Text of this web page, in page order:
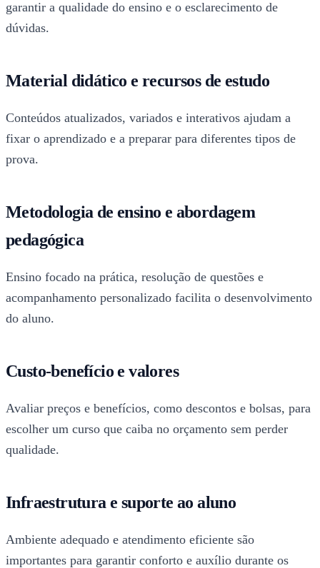
garantir a qualidade do ensino e o esclarecimento de
dúvidas.
Material didático e recursos de estudo
Conteúdos atualizados, variados e interativos ajudam a
fixar o aprendizado e a preparar para diferentes tipos de
prova.
Metodologia de ensino e abordagem
pedagógica
Ensino focado na prática, resolução de questões e
acompanhamento personalizado facilita o desenvolvimento
do aluno.
Custo-benefício e valores
Avaliar preços e benefícios, como descontos e bolsas, para
escolher um curso que caiba no orçamento sem perder
qualidade.
Infraestrutura e suporte ao aluno
Ambiente adequado e atendimento eficiente são
importantes para garantir conforto e auxílio durante os